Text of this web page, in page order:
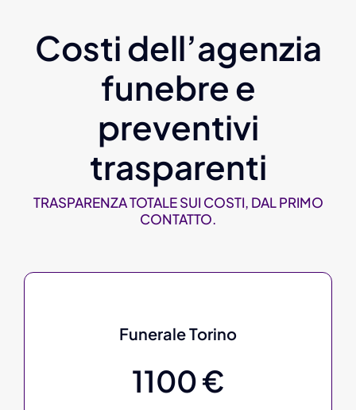
Costi dell’agenzia
funebre e
preventivi
trasparenti
TRASPARENZA TOTALE SUI COSTI, DAL PRIMO
CONTATTO.
Funerale Torino
1100 €